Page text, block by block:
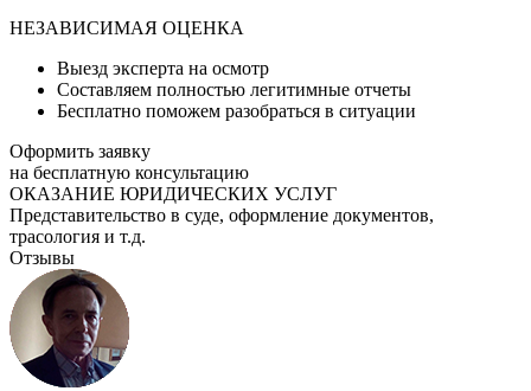
НЕЗАВИСИМАЯ ОЦЕНКА
Выезд эксперта на осмотр
Составляем полностью легитимные отчеты
Бесплатно поможем разобраться в ситуации
Оформить заявку
на бесплатную консультацию
ОКАЗАНИЕ ЮРИДИЧЕСКИХ УСЛУГ
Представительство в суде, оформление документов,
трасология и т.д.
Отзывы